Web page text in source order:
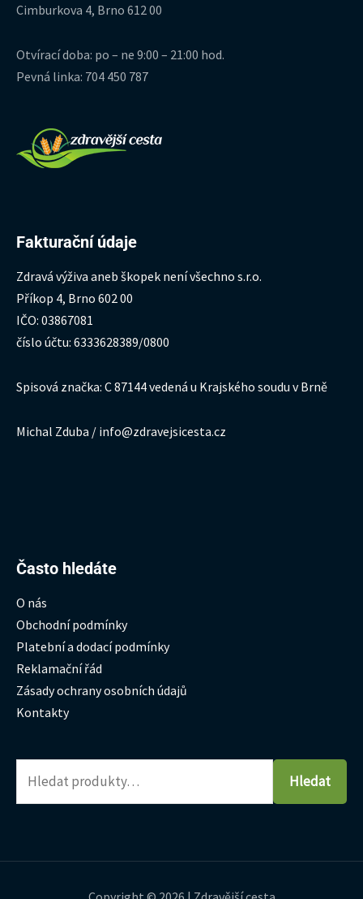
Cimburkova 4, Brno 612 00
Otvírací doba: po – ne 9:00 – 21:00 hod.
Pevná linka: 704 450 787
Fakturační údaje
Zdravá výživa aneb škopek není všechno s.r.o.
Příkop 4, Brno 602 00
IČO: 03867081
číslo účtu: 6333628389/0800
Spisová značka: C 87144 vedená u Krajského soudu v Brně
Michal Zduba / info@zdravejsicesta.cz
Často hledáte
O nás
Obchodní podmínky
Platební a dodací podmínky
Reklamační řád
Zásady ochrany osobních údajů
Kontakty
Hledat:
Hledat